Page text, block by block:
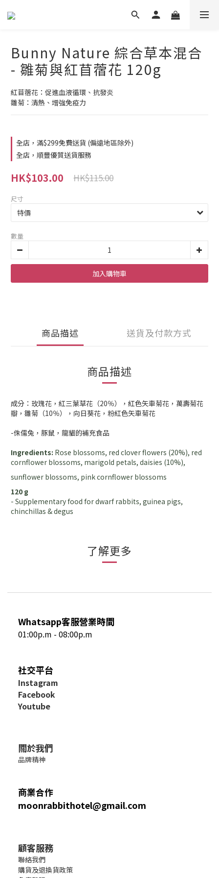
Bunny Nature 綜合草本混合
- 雛菊與紅苜蓿花 120g
紅苜蓿花：促進血液循環、抗發炎
雛菊：清熱、增強免疫力
全店，滿$299免費送貨 (偏遠地區除外)
全店，順豐優質送貨服務
HK$103.00 HK$115.00
尺寸
數量
加入購物車
商品描述 送貨及付款方式
商品描述
成分：玫瑰花，紅三葉草花（20％），紅色矢車菊花，萬壽菊花
瓣，雛菊（10％），向日葵花，粉紅色矢車菊花
-侏儒兔，豚鼠，龍貓的補充食品
Ingredients: Rose blossoms, red clover flowers (20%), red
cornflower blossoms, marigold petals, daisies (10%),
sunflower blossoms, pink cornflower blossoms
120 g
- Supplementary food for dwarf rabbits, guinea pigs,
chinchillas & degus
了解更多
Whatsapp客服營業時間
01:00p.m - 08:00p.m
社交平台
Instagram
Facebook
Youtube
關於我們
品牌精神
商業合作
moonrabbithotel@gmail.com
顧客服務
聯絡我們
購貨及退換貨政策